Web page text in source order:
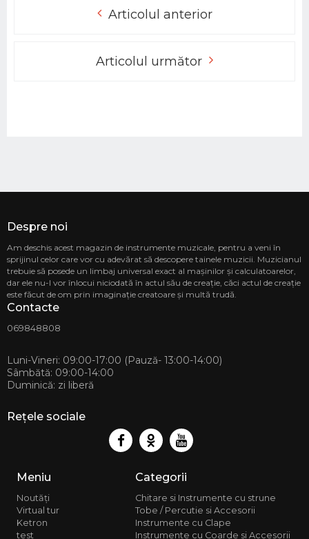
Articolul anterior
Articolul următor
Despre noi
Am deschis acest magazin de instrumente muzicale, pentru a veni în
sprijinul celor care vor cu adevărat să descopere tainele muzicii. Muzicianul
trebuie să posede un limbaj universal exact al mașinilor și calculatoarelor,
dar ele nu-l vor înlocui niciodată în actul său de creație, căci actul de creație
este făcut de om prin imaginație creatoare și multă trudă.
Contacte
069848808
Luni-Vineri: 09:00-17:00 (Pauză- 13:00-14:00)
Sâmbătă: 09:00-14:00
Duminică: zi liberă
Rețele sociale
Meniu
Noutăți
Virtual tur
Ketron
test
Categorii
Chitare si Instrumente cu strune
Tobe / Percutie si Accesorii
Instrumente cu Clape
Instrumente cu Coarde si Accesorii